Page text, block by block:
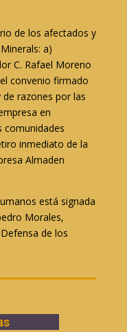
de los afectados y
a)
C. Rafael Moreno
convenio firmado
razones por las
en
comunidades
inmediato de la
Almaden
está signada
Morales,
de los